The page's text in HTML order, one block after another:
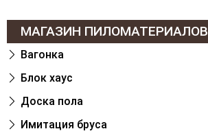
МАГАЗИН ПИЛОМАТЕРИАЛОВ
Вагонка
Блок хаус
Доска пола
Имитация бруса